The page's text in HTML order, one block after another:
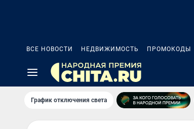
ВСЕ НОВОСТИ НЕДВИЖИМОСТЬ ПРОМОКОДЫ
График отключения света